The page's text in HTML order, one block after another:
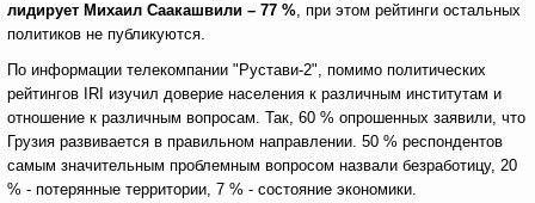
лидирует Михаил Саакашвили – 77 %, при этом рейтинги остальных
политиков не публикуются.
По информации телекомпании "Рустави-2", помимо политических
рейтингов IRI изучил доверие населения к различным институтам и
отношение к различным вопросам. Так, 60 % опрошенных заявили, что
Грузия развивается в правильном направлении. 50 % респондентов
самым значительным проблемным вопросом назвали безработицу, 20
% - потерянные территории, 7 % - состояние экономики.